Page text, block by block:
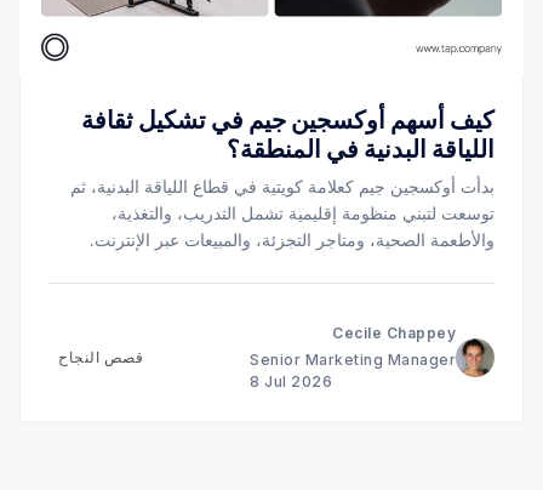
كيف أسهم أوكسجين جيم في تشكيل ثقافة
اللياقة البدنية في المنطقة؟
بدأت أوكسجين جيم كعلامة كويتية في قطاع اللياقة البدنية، ثم
توسعت لتبني منظومة إقليمية تشمل التدريب، والتغذية،
والأطعمة الصحية، ومتاجر التجزئة، والمبيعات عبر الإنترنت.
Cecile Chappey
Senior Marketing Manager
8 Jul 2026
قصص النجاح